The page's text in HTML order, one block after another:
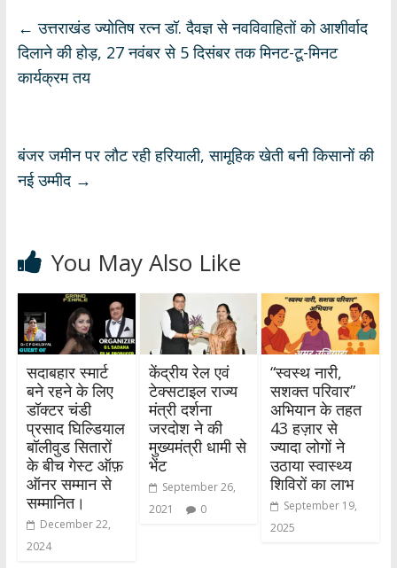
s
A
p
b
o
gr
a
e
dI
e
← उत्तराखंड ज्योतिष रत्न डॉ. दैवज्ञ से नवविवाहितों को आशीर्वाद
दिलाने की होड़, 27 नवंबर से 5 दिसंबर तक मिनट-टू-मिनट
कार्यक्रम तय
बंजर जमीन पर लौट रही हरियाली, सामूहिक खेती बनी किसानों की
नई उम्मीद →
You May Also Like
सदाबहार स्मार्ट
बने रहने के लिए
डॉक्टर चंडी
प्रसाद घिल्डियाल
बॉलीवुड सितारों
के बीच गेस्ट ऑफ़
ऑनर सम्मान से
सम्मानित।
December 22,
2024
केंद्रीय रेल एवं
टेक्सटाइल राज्य
मंत्री दर्शना
जरदोश ने की
मुख्यमंत्री धामी से
भेंट
September 26,
2021
0
“स्वस्थ नारी,
सशक्त परिवार”
अभियान के तहत
43 हज़ार से
ज्यादा लोगों ने
उठाया स्वास्थ्य
शिविरों का लाभ
September 19,
2025